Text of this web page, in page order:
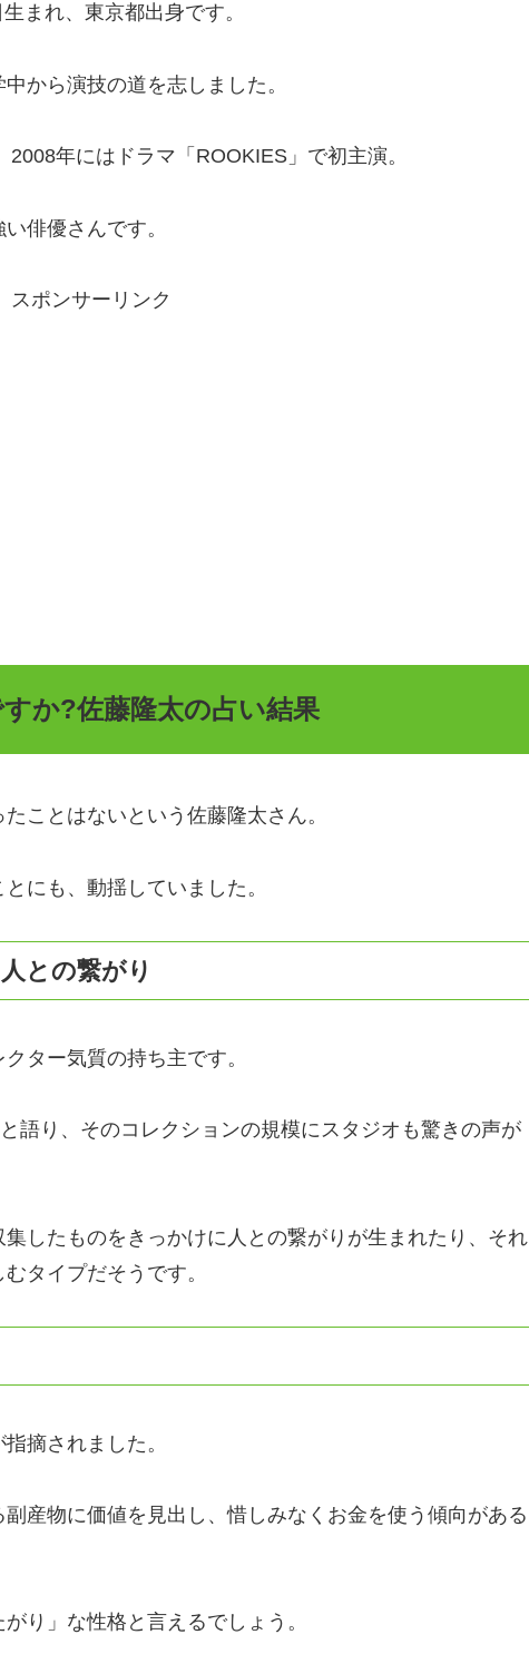
まれ、東京都出身です。
から演技の道を志しました。
年にはドラマ「ROOKIES」で初主演。
俳優さんです。
スポンサーリンク
か?佐藤隆太の占い結果
ことはないという佐藤隆太さん。
にも、動揺していました。
との繋がり
ター気質の持ち主です。
語り、そのコレクションの規模にスタジオも驚きの声が
したものをきっかけに人との繋がりが生まれたり、それ
タイプだそうです。
摘されました。
産物に価値を見出し、惜しみなくお金を使う傾向がある
り」な性格と言えるでしょう。